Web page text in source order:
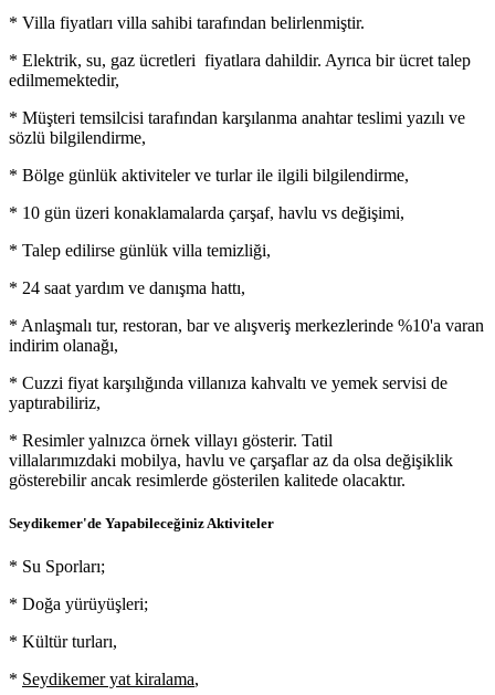
* Villa fiyatları villa sahibi tarafından belirlenmiştir.
* Elektrik, su, gaz ücretleri fiyatlara dahildir. Ayrıca bir ücret talep
edilmemektedir,
* Müşteri temsilcisi tarafından karşılanma anahtar teslimi yazılı ve
sözlü bilgilendirme,
* Bölge günlük aktiviteler ve turlar ile ilgili bilgilendirme,
* 10 gün üzeri konaklamalarda çarşaf, havlu vs değişimi,
* Talep edilirse günlük villa temizliği,
* 24 saat yardım ve danışma hattı,
* Anlaşmalı tur, restoran, bar ve alışveriş merkezlerinde %10'a varan
indirim olanağı,
* Cuzzi fiyat karşılığında villanıza kahvaltı ve yemek servisi de
yaptırabiliriz,
* Resimler yalnızca örnek villayı gösterir. Tatil
villalarımızdaki mobilya, havlu ve çarşaflar az da olsa değişiklik
gösterebilir ancak resimlerde gösterilen kalitede olacaktır.
Seydikemer'de Yapabileceğiniz Aktiviteler
* Su Sporları;
* Doğa yürüyüşleri;
* Kültür turları,
* Seydikemer yat kiralama,